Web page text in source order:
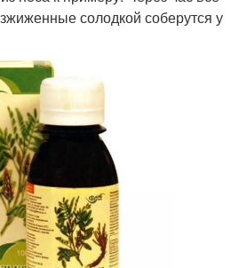
солодкой соберутся у